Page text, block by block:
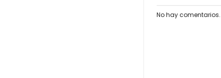
No hay comentarios.